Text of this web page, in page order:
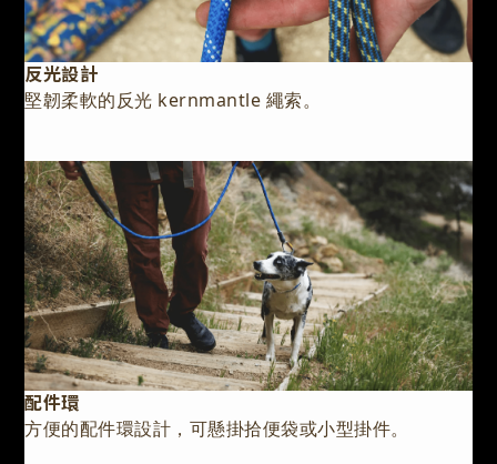
反光設計
堅韌柔軟的反光 kernmantle 繩索。
配件環
方便的配件環設計，可懸掛拾便袋或小型掛件。